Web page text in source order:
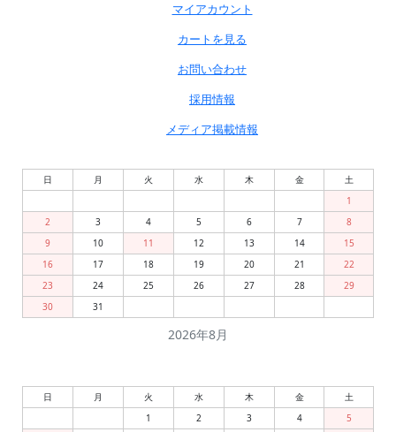
マイアカウント
カートを見る
お問い合わせ
採用情報
メディア掲載情報
2026年8月
日 月 火 水 木 金
土
1
2
3 4 5 6 7
8
9
10 11 12 13 14
15
16
17 18 19 20 21
22
23
24 25 26 27 28
29
30
31
日 月 火 水 木 金
土
1
2 3 4 5